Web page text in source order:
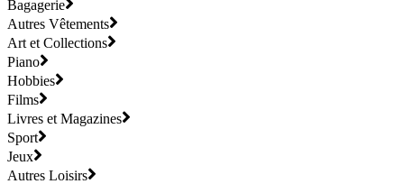
Bagagerie
Autres Vêtements
Art et Collections
Piano
Hobbies
Films
Livres et Magazines
Sport
Jeux
Autres Loisirs